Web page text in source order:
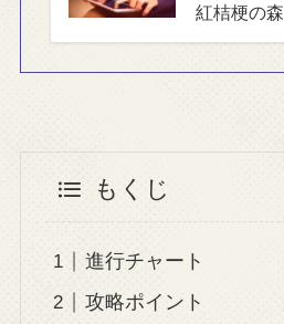
紅桔梗の森
もくじ
進行チャート
攻略ポイント